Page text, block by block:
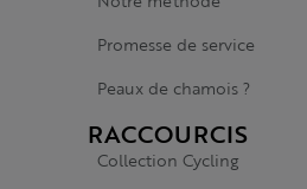
Promesse de service
Peaux de chamois ?
RACCOURCIS
Collection Cycling